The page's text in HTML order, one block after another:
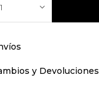
1
y Devoluciones